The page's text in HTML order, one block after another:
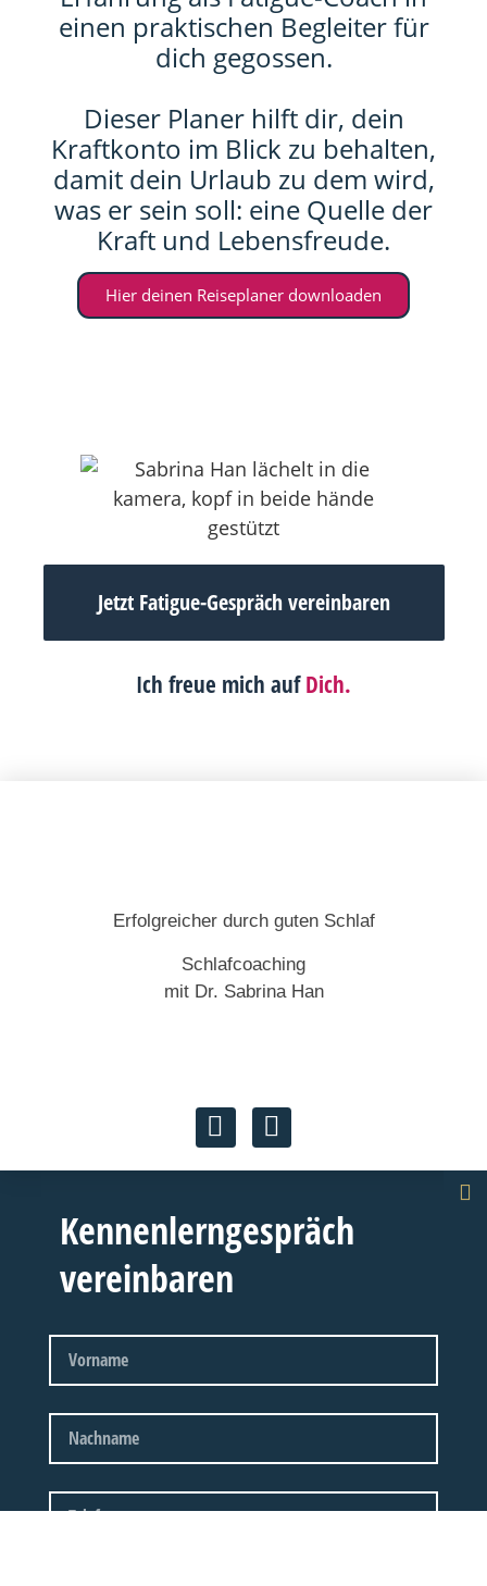
einen praktischen Begleiter für
dich gegossen.
Dieser Planer hilft dir, dein
Kraftkonto im Blick zu behalten,
damit dein Urlaub zu dem wird,
was er sein soll: eine Quelle der
Kraft und Lebensfreude.
Hier deinen Reiseplaner downloaden
Jetzt Fatigue-Gespräch vereinbaren
Ich freue mich auf Dich.
Erfolgreicher durch guten Schlaf
Schlafcoaching
mit Dr. Sabrina Han
Kennenlerngespräch
vereinbaren